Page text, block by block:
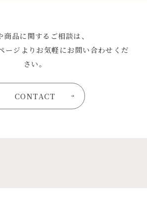
商品に関するご相談は、
ジよりお気軽にお問い合わせくだ
さい。
CONTACT